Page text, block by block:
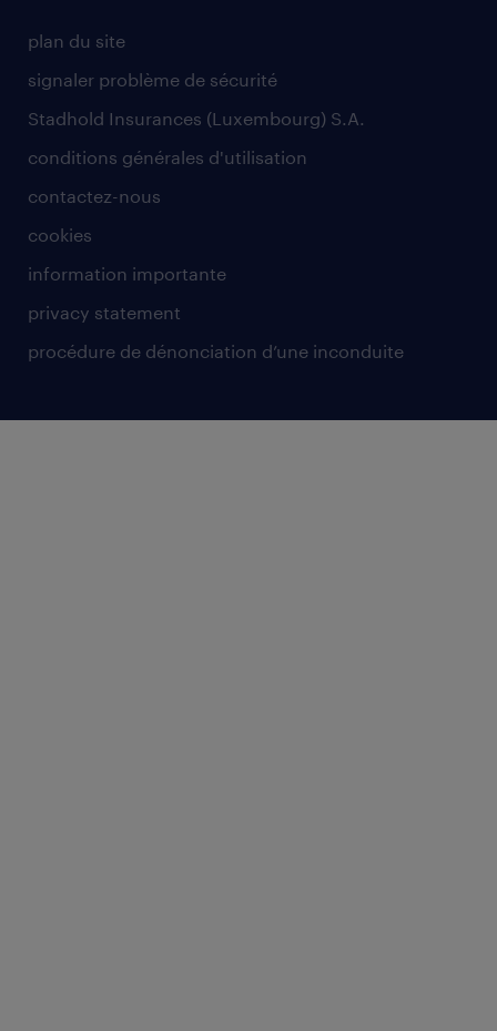
plan du site
signaler problème de sécurité
Stadhold Insurances (Luxembourg) S.A.
conditions générales d'utilisation
contactez-nous
cookies
information importante
privacy statement
procédure de dénonciation d’une inconduite